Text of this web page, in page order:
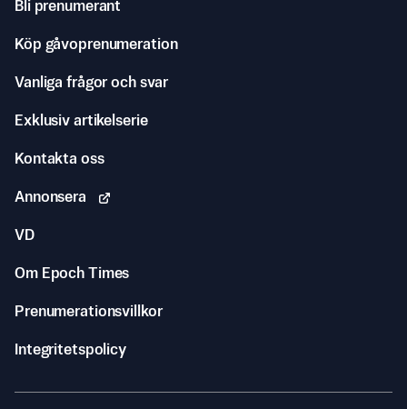
Bli prenumerant
Köp gåvoprenumeration
Vanliga frågor och svar
Exklusiv artikelserie
Kontakta oss
Annonsera
VD
Om Epoch Times
Prenumerationsvillkor
Integritetspolicy